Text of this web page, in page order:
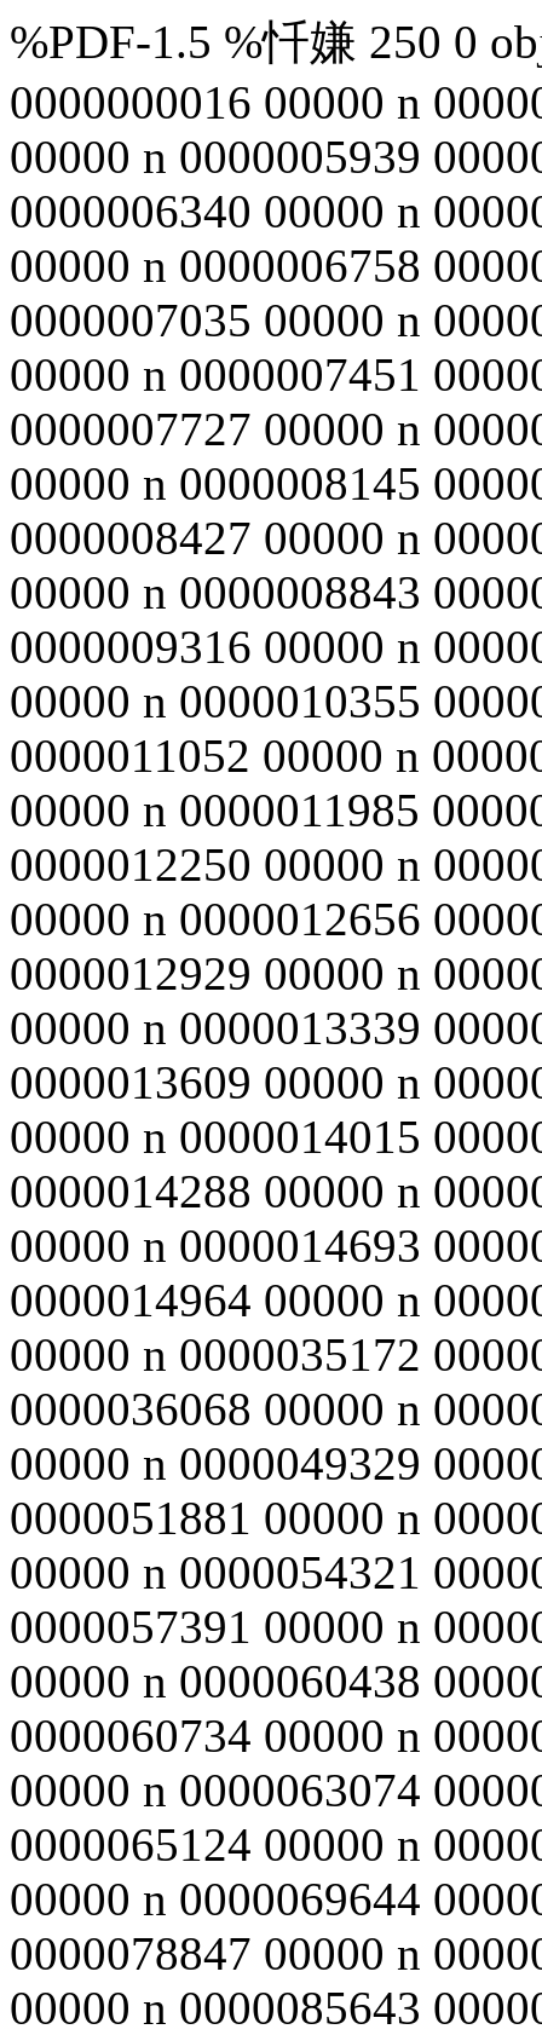
%PDF-1.5 %忏嫌 250 0
0000000016 00000 n
00000 n 0000005939
0000006340 00000 n
00000 n 0000006758
0000007035 00000 n
00000 n 0000007451
0000007727 00000 n
00000 n 0000008145
0000008427 00000 n
00000 n 0000008843
0000009316 00000 n
00000 n 0000010355
0000011052 00000 n
00000 n 0000011985
0000012250 00000 n
00000 n 0000012656
0000012929 00000 n
00000 n 0000013339
0000013609 00000 n
00000 n 0000014015
0000014288 00000 n
00000 n 0000014693
0000014964 00000 n
00000 n 0000035172
0000036068 00000 n
00000 n 0000049329
0000051881 00000 n
00000 n 0000054321
0000057391 00000 n
00000 n 0000060438
0000060734 00000 n
00000 n 0000063074
0000065124 00000 n
00000 n 0000069644
0000078847 00000 n
00000 n 0000085643